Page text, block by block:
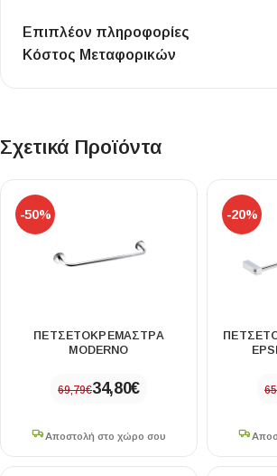
Επιπλέον πληροφορίες
Κόστος Μεταφορικών
Σχετικά Προϊόντα
-50%
ΠΕΤΣΕΤΟΚΡΕΜΆΣΤΡΑ
MODERNO
69,79€34,80€
Αποστολή στο χώρο σου
-20%